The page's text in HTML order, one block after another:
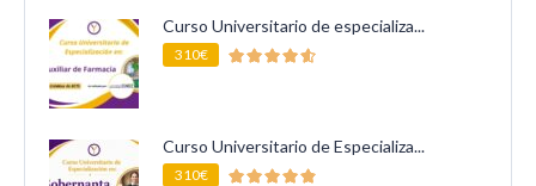
Curso Universitario de especializa...
310€
Curso Universitario de Especializa...
310€